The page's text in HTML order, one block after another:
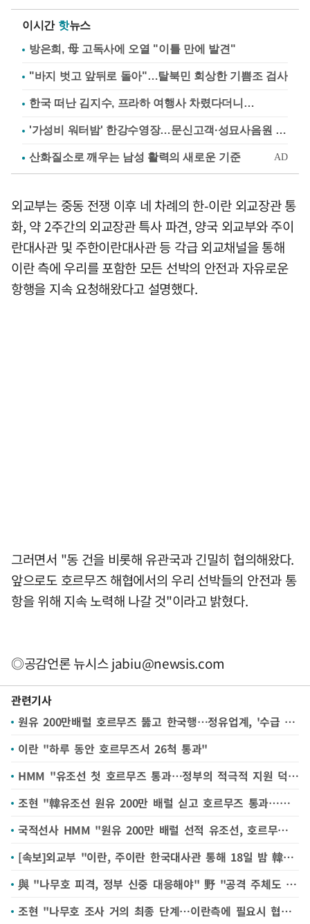
이시간 핫뉴스
방은희, 母 고독사에 오열 "이틀 만에 발견"
"바지 벗고 앞뒤로 돌아"…탈북민 회상한 기쁨조 검사
한국 떠난 김지수, 프라하 여행사 차렸다더니…
'가성비 워터밤' 한강수영장…문신고객·성묘사음원 민원
외교부는 중동 전쟁 이후 네 차례의 한-이란 외교장관 통
화, 약 2주간의 외교장관 특사 파견, 양국 외교부와 주이
란대사관 및 주한이란대사관 등 각급 외교채널을 통해
이란 측에 우리를 포함한 모든 선박의 안전과 자유로운
항행을 지속 요청해왔다고 설명했다.
그러면서 "동 건을 비롯해 유관국과 긴밀히 협의해왔다.
앞으로도 호르무즈 해협에서의 우리 선박들의 안전과 통
항을 위해 지속 노력해 나갈 것"이라고 밝혔다.
◎공감언론 뉴시스jabiu@newsis.com
관련기사
원유 200만배럴 호르무즈 뚫고 한국행…정유업계, '수급 정상화' 가능성 촉각
이란 "하루 동안 호르무즈서 26척 통과"
HMM "유조선 첫 호르무즈 통과…정부의 적극적 지원 덕분"
조현 "韓유조선 원유 200만 배럴 싣고 호르무즈 통과…이란과 협의 마쳐"
국적선사 HMM "원유 200만 배럴 선적 유조선, 호르무즈 통과 중…3주뒤 韓도착"
[속보]외교부 "이란, 주이란 한국대사관 통해 18일 밤 韓선박 1척 호르무즈 해협 통항 가능 통보"
與 "나무호 피격, 정부 신중 대응해야" 野 "공격 주체도 못 밝혀"
조현 "나무호 조사 거의 최종 단계…이란측에 필요시 협조해달라 요구"(종합)